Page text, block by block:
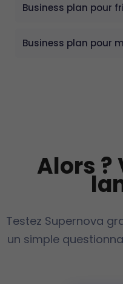
Business plan pour
Business plan pour
Alors ?
Testez Supernova
un simple